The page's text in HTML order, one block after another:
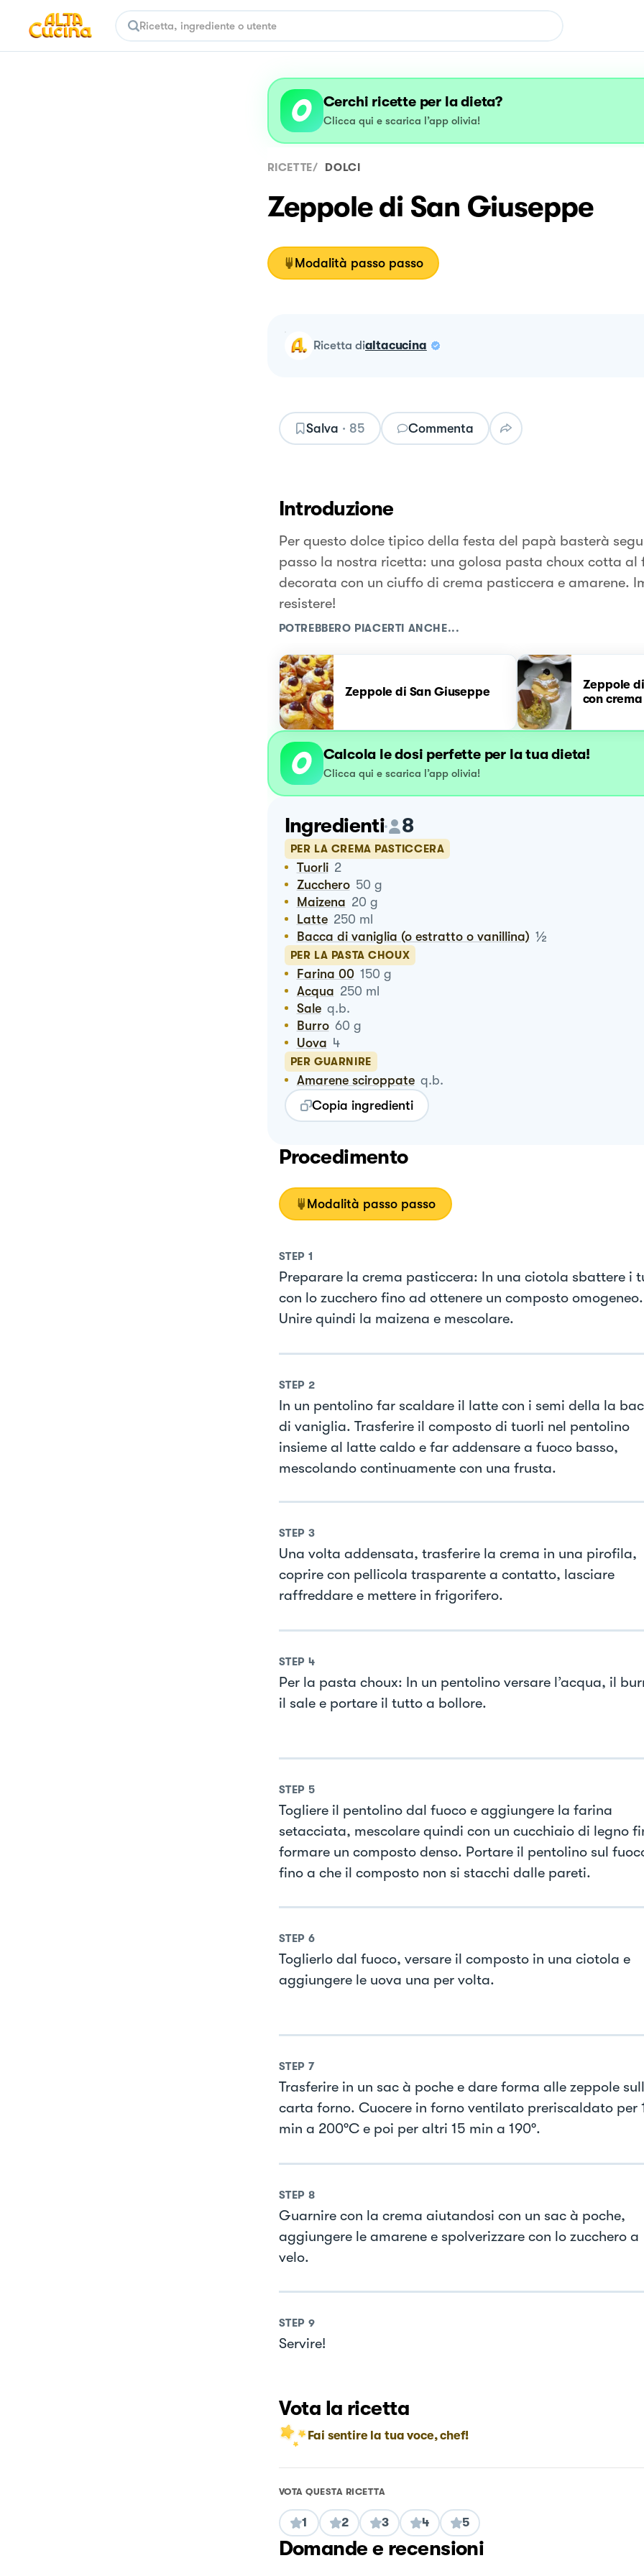
Cerchi ricette per la dieta?
Clicca qui e scarica l’app olivia!
RICETTE/ DOLCI
Zeppole di San Giuseppe
Modalità passo passo
ricetta dialtacucina
Salva · 85 Commenta
Introduzione
Per questo dolce tipico della festa del papà basterà
passo la nostra ricetta: una golosa pasta choux cotta al
decorata con un ciuffo di crema pasticcera e amarene.
resistere!
POTREBBERO PIACERTI ANCHE...
Zeppole di San Giuseppe
Zeppole
con
Calcola le dosi perfette per la tua dieta!
Clicca qui e scarica l’app olivia!
Ingredienti 8
PER LA CREMA PASTICCERA
Tuorli 2
Zucchero 50 g
Maizena 20 g
Latte 250 ml
Bacca di vaniglia (o estratto o vanillina) ½
PER LA PASTA CHOUX
Farina 00 150 g
Acqua 250 ml
Sale q.b.
Burro 60 g
Uova 4
PER GUARNIRE
Amarene sciroppate q.b.
Copia ingredienti
Procedimento
Modalità passo passo
STEP 1
Preparare la crema pasticcera: In una ciotola sbattere i
con lo zucchero fino ad ottenere un composto omogeneo.
Unire quindi la maizena e mescolare.
STEP 2
In un pentolino far scaldare il latte con i semi della la
di vaniglia. Trasferire il composto di tuorli nel pentolino
insieme al latte caldo e far addensare a fuoco basso,
mescolando continuamente con una frusta.
STEP 3
Una volta addensata, trasferire la crema in una pirofila,
coprire con pellicola trasparente a contatto, lasciare
raffreddare e mettere in frigorifero.
STEP 4
Per la pasta choux: In un pentolino versare l’acqua, il
il sale e portare il tutto a bollore.
STEP 5
Togliere il pentolino dal fuoco e aggiungere la farina
setacciata, mescolare quindi con un cucchiaio di legno
formare un composto denso. Portare il pentolino sul
fino a che il composto non si stacchi dalle pareti.
STEP 6
Toglierlo dal fuoco, versare il composto in una ciotola e
aggiungere le uova una per volta.
STEP 7
Trasferire in un sac à poche e dare forma alle zeppole
carta forno. Cuocere in forno ventilato preriscaldato per
min a 200°C e poi per altri 15 min a 190°.
STEP 8
Guarnire con la crema aiutandosi con un sac à poche,
aggiungere le amarene e spolverizzare con lo zucchero a
velo.
STEP 9
Servire!
Vota la ricetta
Fai sentire la tua voce, chef!
VOTA QUESTA RICETTA
1 2 3 4 5
Domande e recensioni